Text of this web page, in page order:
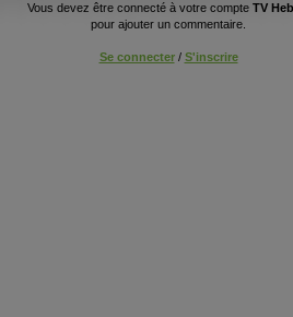
Vous devez être connecté à votre compte TV
pour ajouter un commentaire.
Se connecter/ S'inscrire